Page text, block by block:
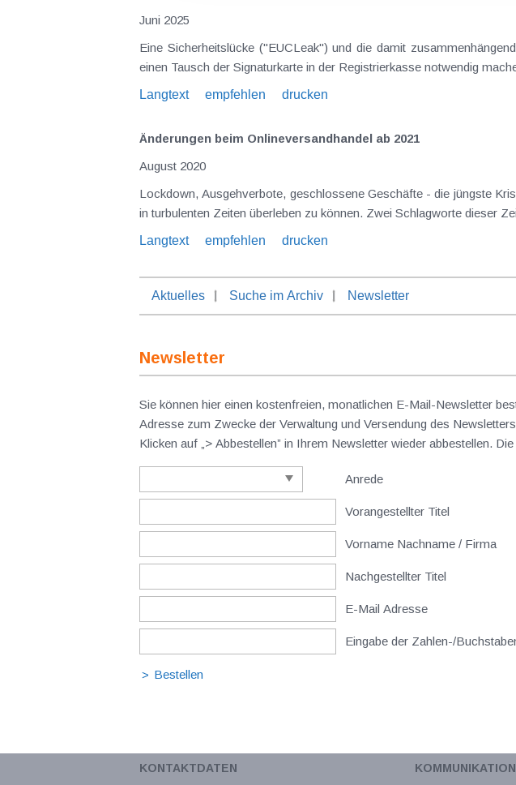
Juni 2025
Eine Sicherheitslücke ("EUCLeak") und die damit
einen Tausch der Signaturkarte in der Registrierkasse notwendig
Langtext
empfehlen drucken
Änderungen beim Onlineversandhandel ab 2021
August 2020
Lockdown, Ausgehverbote, geschlossene Geschäfte - die jüngste Krise hat gezeigt, dass neue Vertriebsstrukturen
Langtext
empfehlen drucken
Aktuelles Suche im Archiv Newsletter
Newsletter
Sie können hier einen kostenfreien, monatlichen E-Mail-Newsletter
Adresse zum Zwecke der Verwaltung und Versendung des
Klicken auf „> Abbestellen” in Ihrem Newsletter wieder abbestellen.
Anrede
Vorangestellter Titel
Vorname Nachname / Firma
Nachgestellter Titel
E-Mail Adresse
Eingabe der Zahlen-/
KONTAKTDATEN KOMMUNIKATION